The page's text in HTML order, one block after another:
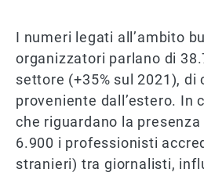
I numeri legati all’ambito
organizzatori parlano di
settore (+35% sul 2021), di
proveniente dall’estero. In
che riguardano la
6.900 i professionisti
stranieri) tra giornalisti,